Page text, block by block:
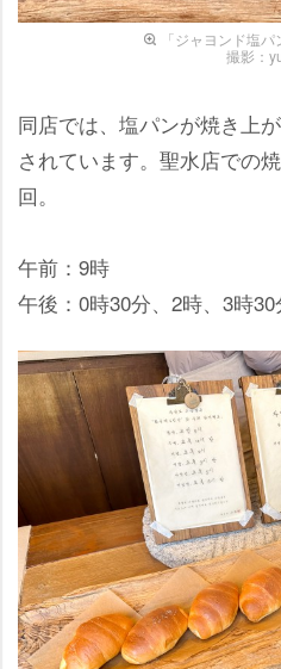
「ジャヨンド塩
撮影：
同店では、塩パンが焼き上
されています。聖水店での
回。
午前：9時
午後：0時30分、2時、3時